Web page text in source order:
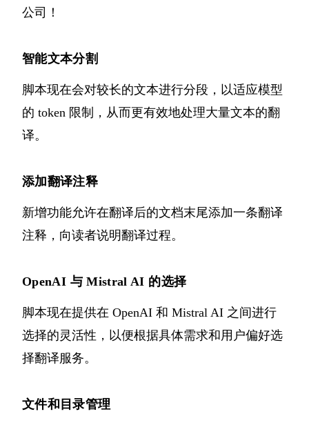
公司！
智能文本分割
脚本现在会对较长的文本进行分段，以适应模型
的 token 限制，从而更有效地处理大量文本的翻
译。
添加翻译注释
新增功能允许在翻译后的文档末尾添加一条翻译
注释，向读者说明翻译过程。
OpenAI 与 Mistral AI 的选择
脚本现在提供在 OpenAI 和 Mistral AI 之间进行
选择的灵活性，以便根据具体需求和用户偏好选
择翻译服务。
文件和目录管理